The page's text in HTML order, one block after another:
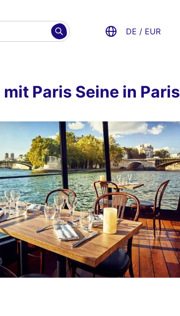
DE / EUR
Paris Seine in Paris